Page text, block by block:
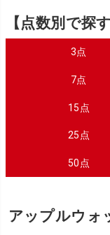
【点数別で探す
3点
7点
15点
25点
50点
アップルウォ